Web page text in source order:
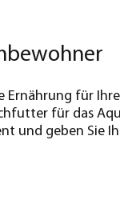
für
für das
und geben Sie